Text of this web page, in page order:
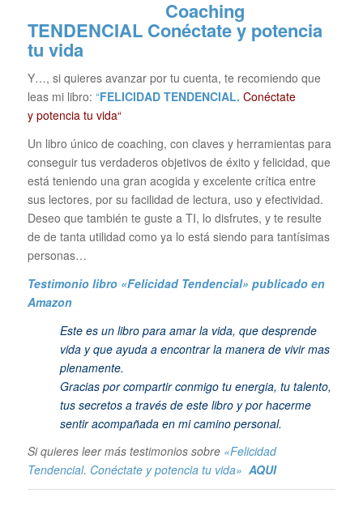
TENDENCIAL Conéctate y potencia
tu vida
Y…, si quieres avanzar por tu cuenta, te recomiendo que
leas mi libro: “FELICIDAD TENDENCIAL. Conéctate
y potencia tu vida“
Un libro único de coaching, con claves y herramientas para
conseguir tus verdaderos objetivos de éxito y felicidad, que
está teniendo una gran acogida y excelente crítica entre
sus lectores, por su facilidad de lectura, uso y efectividad.
Deseo que también te guste a TI, lo disfrutes, y te resulte
de de tanta utilidad como ya lo está siendo para tantísimas
personas…
Testimonio libro «Felicidad Tendencial» publicado en
Amazon
Este es un libro para amar la vida, que desprende
vida y que ayuda a encontrar la manera de vivir mas
plenamente.
Gracias por compartir conmigo tu energia, tu talento,
tus secretos a través de este libro y por hacerme
sentir acompañada en mi camino personal.
Si quieres leer más testimonios sobre «Felicidad
Tendencial. Conéctate y potencia tu vida» AQUI